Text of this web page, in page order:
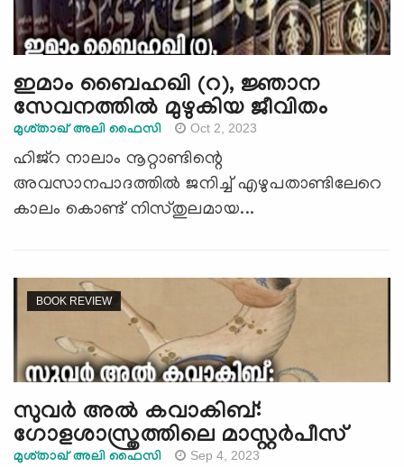
ഇമാം ബൈഹഖി (റ), ജ്ഞാന
സേവനത്തില്‍ മുഴുകിയ ജീവിതം
മുശ്താഖ് അലി ഫൈസി Oct 2, 2023
ഹിജ്‌റ നാലാം നൂറ്റാണ്ടിന്റെ
അവസാനപാദത്തില്‍ ജനിച്ച് എഴുപതാണ്ടിലേറെ
കാലം കൊണ്ട് നിസ്തുലമായ...
BOOK REVIEW
സുവർ അൽ കവാകിബ്:
ഗോളശാസ്ത്രത്തിലെ മാസ്റ്റര്‍പീസ്
മുശ്താഖ് അലി ഫൈസി Sep 4, 2023